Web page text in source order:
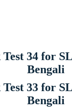
34 for
Bengali
33 for
Bengali